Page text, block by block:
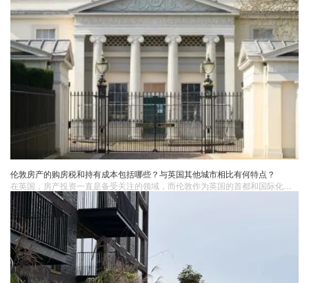
伦敦房产的购房税和持有成本包括哪些？与英国其他城市相比有何特点？